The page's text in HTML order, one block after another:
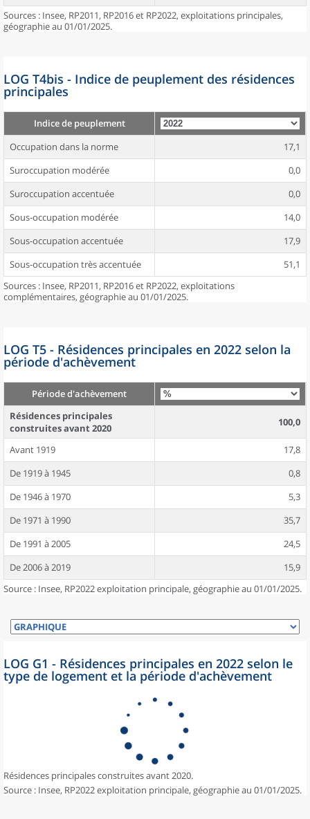
Sources : Insee, RP2011, RP2016 et RP2022, exploitations principales,
géographie au 01/01/2025.
LOG T4bis - Indice de peuplement des résidences
principales
Indice de peuplement
Occupation dans la norme
17,1
Suroccupation modérée
0,0
Suroccupation accentuée
0,0
Sous-occupation modérée
14,0
Sous-occupation accentuée
17,9
Sous-occupation très accentuée
51,1
Sources : Insee, RP2011, RP2016 et RP2022, exploitations
complémentaires, géographie au 01/01/2025.
LOG T5 - Résidences principales en 2022 selon la
période d'achèvement
Période d'achèvement
Résidences principales
construites avant 2020
100,0
Avant 1919
17,8
De 1919 à 1945
0,8
De 1946 à 1970
5,3
De 1971 à 1990
35,7
De 1991 à 2005
24,5
De 2006 à 2019
15,9
Source : Insee, RP2022 exploitation principale, géographie au 01/01/2025.
LOG G1 - Résidences principales en 2022 selon le
type de logement et la période d'achèvement
Résidences principales construites avant 2020.
Source : Insee, RP2022 exploitation principale, géographie au 01/01/2025.